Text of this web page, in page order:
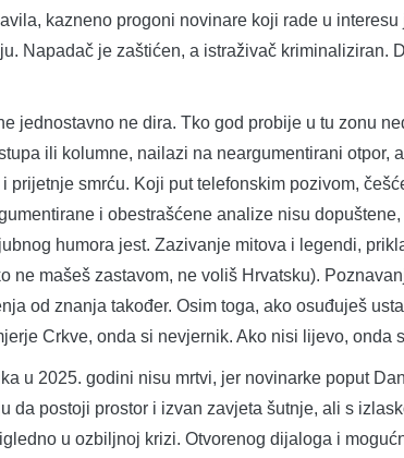
kazneno progoni novinare koji rade u
Napadač je zaštićen, a istraživač kriminaliziran.
jednostavno ne dira. Tko god probije u tu zonu
ili kolumne, nailazi na neargumentirani otpor,
prijetnje smrću. Koji put telefonskim pozivom,
i obestrašćene analize nisu
humora jest. Zazivanje mitova i legendi,
ne mašeš zastavom, ne voliš Hrvatsku).
od znanja također. Osim toga, ako osuđuješ
Crkve, onda si nevjernik. Ako nisi lijevo, onda
u 2025. godini nisu mrtvi, jer novinarke poput
da postoji prostor i izvan zavjeta šutnje, ali s
u ozbiljnoj krizi. Otvorenog dijaloga i